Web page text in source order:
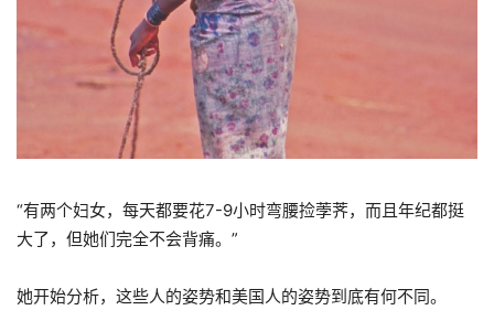
“有两个妇女，每天都要花7-9小时弯腰捡荸荠，而且年纪都挺
大了，但她们完全不会背痛。 ”
她开始分析，这些人的姿势和美国人的姿势到底有何不同。